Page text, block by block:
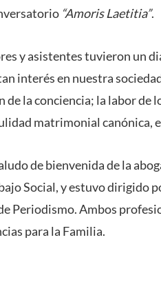
“Amoris Laetitia”.
y asistentes tuvieron un
interés en nuestra
la conciencia; la labor de
matrimonial canónica,
de bienvenida de la
Social, y estuvo dirigido
Periodismo. Ambos
para la Familia.